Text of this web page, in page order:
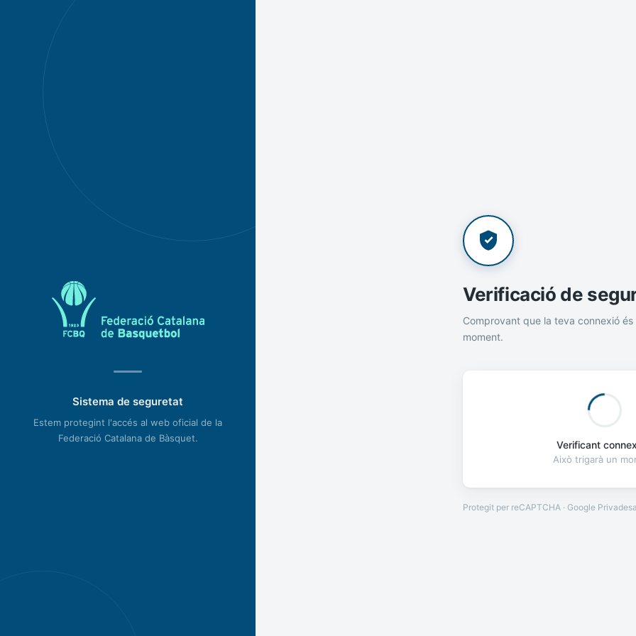
Sistema de seguretat
Estem protegint l'accés al web oficial de la
Federació Catalana de Bàsquet.
Verificació de
Comprovant que la teva connexió és
moment.
Verificant
Això trigarà un
Protegit per reCAPTCHA · Google Privadesa